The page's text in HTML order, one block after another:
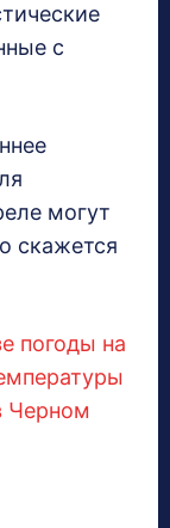
с
могут
скажется
погоды на
Черном